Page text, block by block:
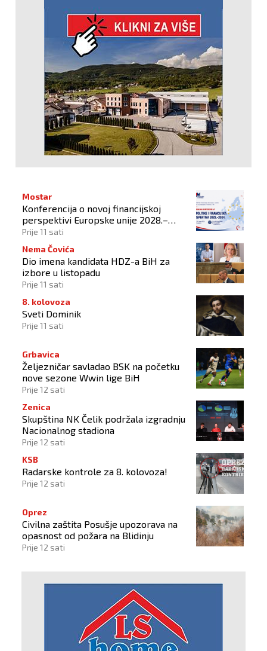
Mostar
Konferencija o novoj financijskoj
perspektivi Europske unije 2028.–
2034.
Prije 11 sati
Nema Čovića
Dio imena kandidata HDZ-a BiH za
izbore u listopadu
Prije 11 sati
8. kolovoza
Sveti Dominik
Prije 11 sati
Grbavica
Željezničar savladao BSK na početku
nove sezone Wwin lige BiH
Prije 12 sati
Zenica
Skupština NK Čelik podržala izgradnju
Nacionalnog stadiona
Prije 12 sati
KSB
Radarske kontrole za 8. kolovoza!
Prije 12 sati
Oprez
Civilna zaštita Posušje upozorava na
opasnost od požara na Blidinju
Prije 12 sati